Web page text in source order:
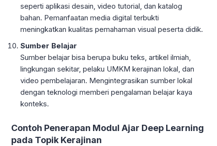
seperti aplikasi desain, video tutorial, dan katalog
bahan. Pemanfaatan media digital terbukti
meningkatkan kualitas pemahaman visual peserta didik.
Sumber Belajar
Sumber belajar bisa berupa buku teks, artikel ilmiah,
lingkungan sekitar, pelaku UMKM kerajinan lokal, dan
video pembelajaran. Mengintegrasikan sumber lokal
dengan teknologi memberi pengalaman belajar kaya
konteks.
Contoh Penerapan Modul Ajar Deep Learning
pada Topik Kerajinan